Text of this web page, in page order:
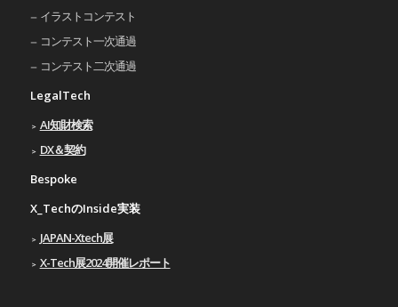
イラストコンテスト
コンテスト一次通過
コンテスト二次通過
LegalTech
AI知財検索
DX＆契約
Bespoke
X_TechのInside実装
JAPAN-Xtech展
X-Tech展2024開催レポート